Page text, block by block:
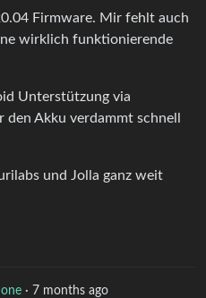
Firmware. Mir fehlt auch
wirklich funktionierende
Unterstützung via
den Akku verdammt schnell
und Jolla ganz weit
· 7 months ago